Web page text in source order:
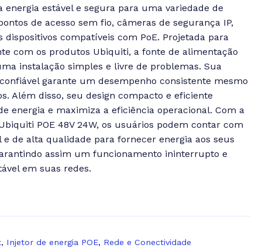
energia estável e segura para uma variedade de
de acesso sem fio, câmeras de segurança IP,
dispositivos compatíveis com PoE. Projetada para
com os produtos Ubiquiti, a fonte de alimentação
instalação simples e livre de problemas. Sua
garante um desempenho consistente mesmo
Além disso, seu design compacto e eficiente
energia e maximiza a eficiência operacional. Com a
POE 48V 24W, os usuários podem contar com
de alta qualidade para fornecer energia aos seus
assim um funcionamento ininterrupto e
em suas redes.
, Injetor de energia POE, Rede e Conectividade